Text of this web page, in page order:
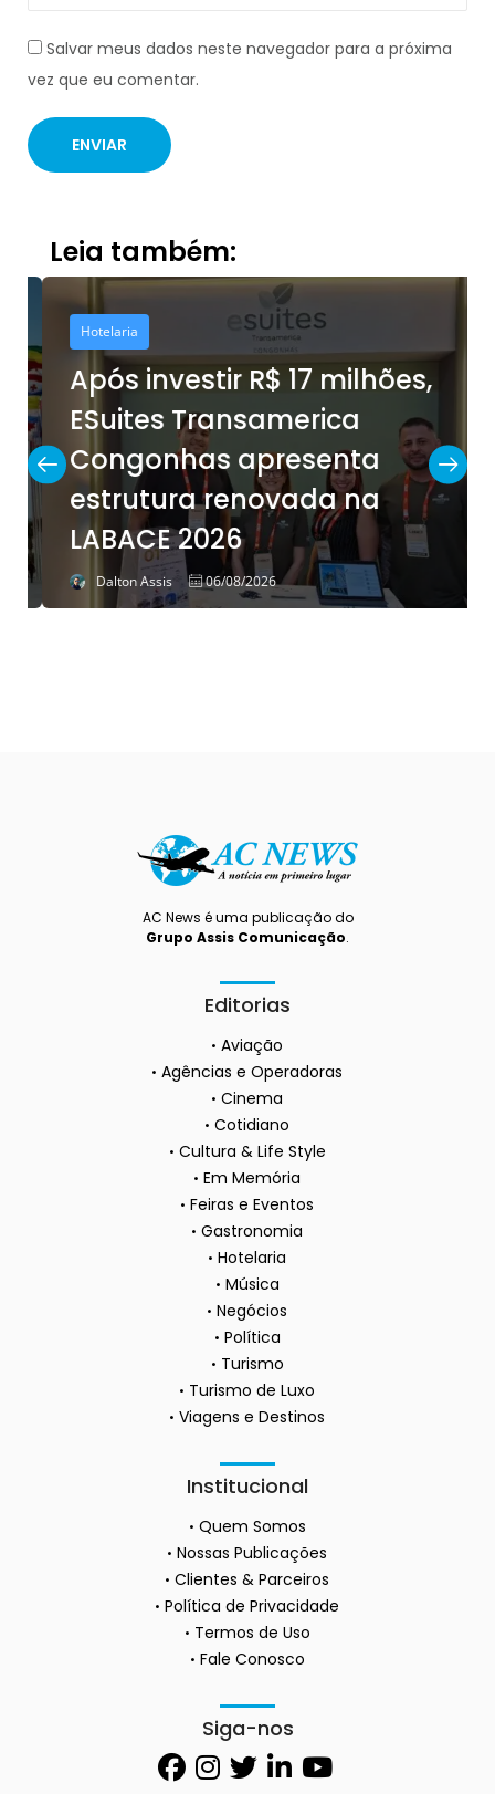
Salvar meus dados neste navegador para a próxima
vez que eu comentar.
Leia também:
Hotelaria
Após investir R$ 17 milhões,
ESuites Transamerica
Congonhas apresenta
estrutura renovada na
LABACE 2026
Dalton Assis 06/08/2026
AC News é uma publicação do
Grupo Assis Comunicação.
Editorias
Aviação
Agências e Operadoras
Cinema
Cotidiano
Cultura & Life Style
Em Memória
Feiras e Eventos
Gastronomia
Hotelaria
Música
Negócios
Política
Turismo
Turismo de Luxo
Viagens e Destinos
Institucional
Quem Somos
Nossas Publicações
Clientes & Parceiros
Política de Privacidade
Termos de Uso
Fale Conosco
Siga-nos